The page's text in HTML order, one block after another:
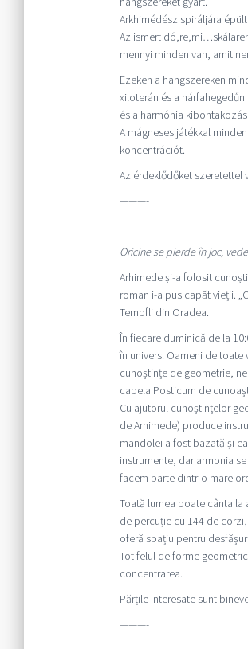
Arkhimédész spiráljára
Az ismert
mennyi minden van, amit
Ezeken a hangszereken
xiloterán és a
és a harmónia
A mágneses játékkal
koncentrációt.
Az érdeklődőket szeretettel
———-
Oricine se pierde în joc,
Arhimede și-a folosit
roman i-a pus capăt vieții.
Tempfli din Oradea.
În fiecare duminică de la
în univers. Oameni de
cunoștințe de geometrie,
capela Posticum de
Cu ajutorul cunoștințelor
de Arhimede) produce
mandolei a fost bazată și
instrumente, dar armonia
facem parte dintr-o mare
Toată lumea poate cânta la
de percuție cu 144 de
oferă spațiu pentru
Tot felul de forme
concentrarea.
Părțile interesate sunt
———-